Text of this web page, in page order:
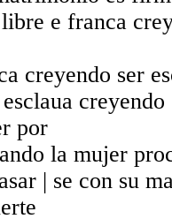
e franca
creyendo ser
esclaua
por
la mujer
| se con su